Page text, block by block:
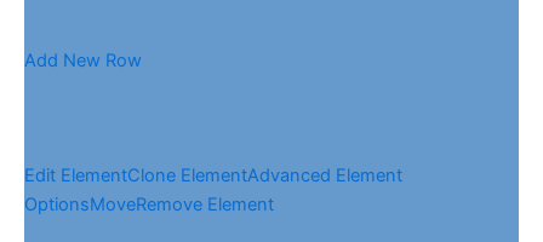
Add New Row
Edit ElementClone ElementAdvanced Element
OptionsMoveRemove Element